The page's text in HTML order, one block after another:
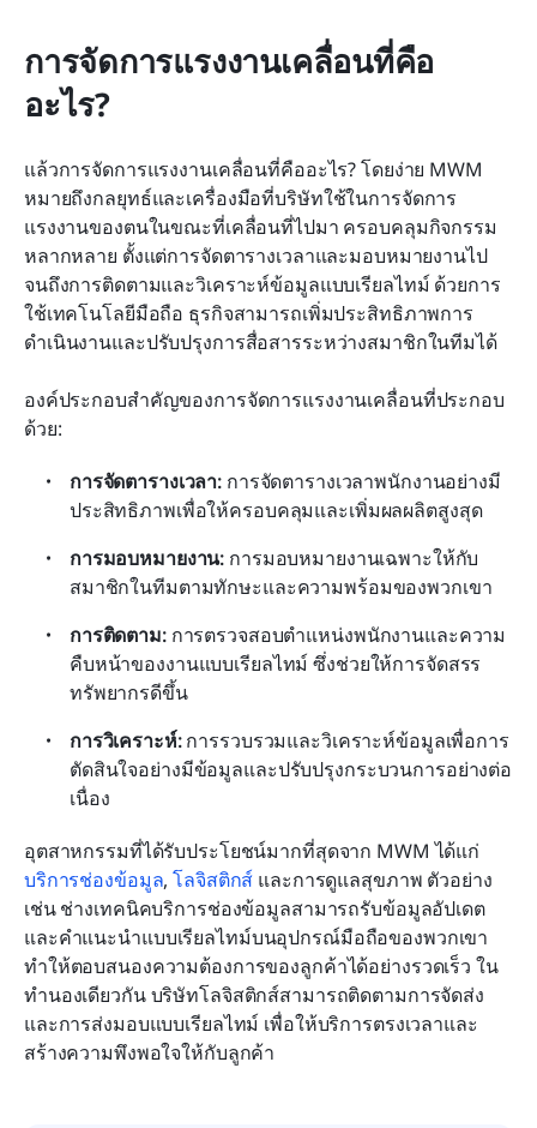
การจัดการแรงงานเคลื่อนที่คือ
อะไร?
แล้วการจัดการแรงงานเคลื่อนที่คืออะไร? โดยง่าย MWM
หมายถึงกลยุทธ์และเครื่องมือที่บริษัทใช้ในการจัดการ
แรงงานของตนในขณะที่เคลื่อนที่ไปมา ครอบคลุมกิจกรรม
หลากหลาย ตั้งแต่การจัดตารางเวลาและมอบหมายงานไป
จนถึงการติดตามและวิเคราะห์ข้อมูลแบบเรียลไทม์ ด้วยการ
ใช้เทคโนโลยีมือถือ ธุรกิจสามารถเพิ่มประสิทธิภาพการ
ดำเนินงานและปรับปรุงการสื่อสารระหว่างสมาชิกในทีมได้
องค์ประกอบสำคัญของการจัดการแรงงานเคลื่อนที่ประกอบ
ด้วย:
การจัดตารางเวลา: การจัดตารางเวลาพนักงานอย่างมี
ประสิทธิภาพเพื่อให้ครอบคลุมและเพิ่มผลผลิตสูงสุด
การมอบหมายงาน: การมอบหมายงานเฉพาะให้กับ
สมาชิกในทีมตามทักษะและความพร้อมของพวกเขา
การติดตาม: การตรวจสอบตำแหน่งพนักงานและความ
คืบหน้าของงานแบบเรียลไทม์ ซึ่งช่วยให้การจัดสรร
ทรัพยากรดีขึ้น
การวิเคราะห์: การรวบรวมและวิเคราะห์ข้อมูลเพื่อการ
ตัดสินใจอย่างมีข้อมูลและปรับปรุงกระบวนการอย่างต่อ
เนื่อง
บริการช่องข้อมูล, โลจิสติกส์ และการดูแลสุขภาพ ตัวอย่าง
เช่น ช่างเทคนิคบริการช่องข้อมูลสามารถรับข้อมูลอัปเดต
และคำแนะนำแบบเรียลไทม์บนอุปกรณ์มือถือของพวกเขา
ทำให้ตอบสนองความต้องการของลูกค้าได้อย่างรวดเร็ว ใน
ทำนองเดียวกัน บริษัทโลจิสติกส์สามารถติดตามการจัดส่ง
และการส่งมอบแบบเรียลไทม์ เพื่อให้บริการตรงเวลาและ
สร้างความพึงพอใจให้กับลูกค้า